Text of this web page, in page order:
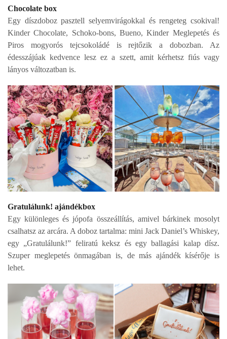
Chocolate box
Egy díszdoboz pasztell selyemvirágokkal és rengeteg csokival!
Kinder Chocolate, Schoko-bons, Bueno,Kinder Meglepetés és
Piros mogyorós tejcsokoládé is rejtőzik a dobozban. Az
édesszájúak kedvencelesz ez a szett, amit kérhetsz fiús vagy
lányos változatban is.
Gratulálunk! ajándékbox
Egy különleges és jópofa összeállítás, amivel bárkinek mosolyt
csalhatsz az arcára. A doboz tartalma: mini Jack Daniel’s Whiskey,
egy „Gratulálunk!” feliratú keksz és egy ballagási kalap dísz.
Szuper meglepetés önmagában is, de más ajándék kísérője is
lehet.